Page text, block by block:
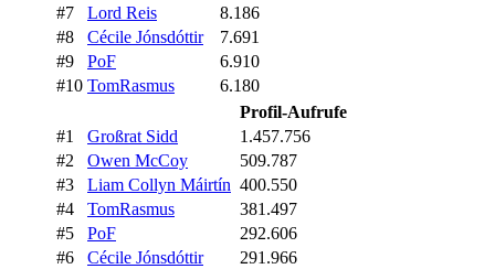
#7
Lord Reis
8.186
#8
Cécile Jónsdóttir
7.691
#9
PoF
6.910
#10 TomRasmus
6.180
Profil-Aufrufe
#1
Großrat Sidd
1.457.756
#2
Owen McCoy
509.787
#3
Liam Collyn Máirtín 400.550
#4
TomRasmus
381.497
#5
PoF
292.606
#6
Cécile Jónsdóttir
291.966